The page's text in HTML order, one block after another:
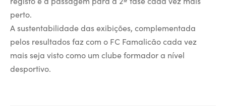
perto.
A sustentabilidade das exibições, complementada
pelos resultados faz com o FC Famalicão cada vez
mais seja visto como um clube formador a nível
desportivo.